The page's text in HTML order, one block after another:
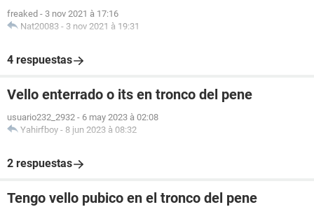
freaked - 3 nov 2021 à 17:16
Nat20083 - 3 nov 2021 à 19:31
4 respuestas
Vello enterrado o its en tronco del pene
usuario232_2932 - 6 may 2023 à 02:08
Yahirfboy - 8 jun 2023 à 08:32
2 respuestas
Tengo vello pubico en el tronco del pene